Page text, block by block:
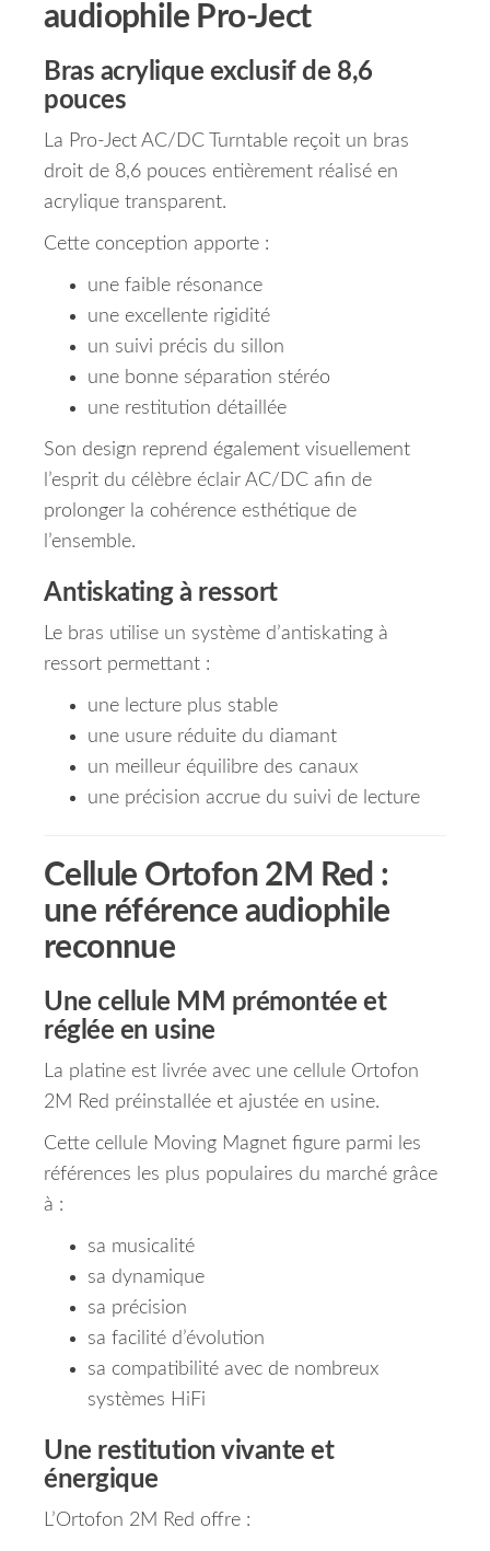
audiophile Pro-Ject
Bras acrylique exclusif de 8,6
pouces
La Pro-Ject AC/DC Turntable reçoit un bras
droit de 8,6 pouces entièrement réalisé en
acrylique transparent.
Cette conception apporte :
une faible résonance
une excellente rigidité
un suivi précis du sillon
une bonne séparation stéréo
une restitution détaillée
Son design reprend également visuellement
l’esprit du célèbre éclair AC/DC afin de
prolonger la cohérence esthétique de
l’ensemble.
Antiskating à ressort
Le bras utilise un système d’antiskating à
ressort permettant :
une lecture plus stable
une usure réduite du diamant
un meilleur équilibre des canaux
une précision accrue du suivi de lecture
Cellule Ortofon 2M Red :
une référence audiophile
reconnue
Une cellule MM prémontée et
réglée en usine
La platine est livrée avec une cellule Ortofon
2M Red préinstallée et ajustée en usine.
Cette cellule Moving Magnet figure parmi les
références les plus populaires du marché grâce
à :
sa musicalité
sa dynamique
sa précision
sa facilité d’évolution
sa compatibilité avec de nombreux
systèmes HiFi
Une restitution vivante et
énergique
L’Ortofon 2M Red offre :